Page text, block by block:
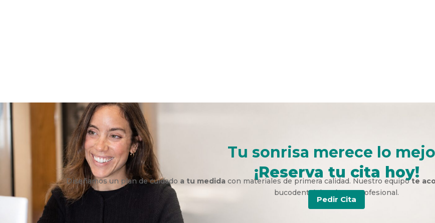
Tu sonrisa merece lo
¡Reserva tu cita hoy!
Diseñamos un plan de cuidado a tu medidacon materiales de primera calidad. Nuestro equipote
bucodental duradera y profesional.
Pedir Cita